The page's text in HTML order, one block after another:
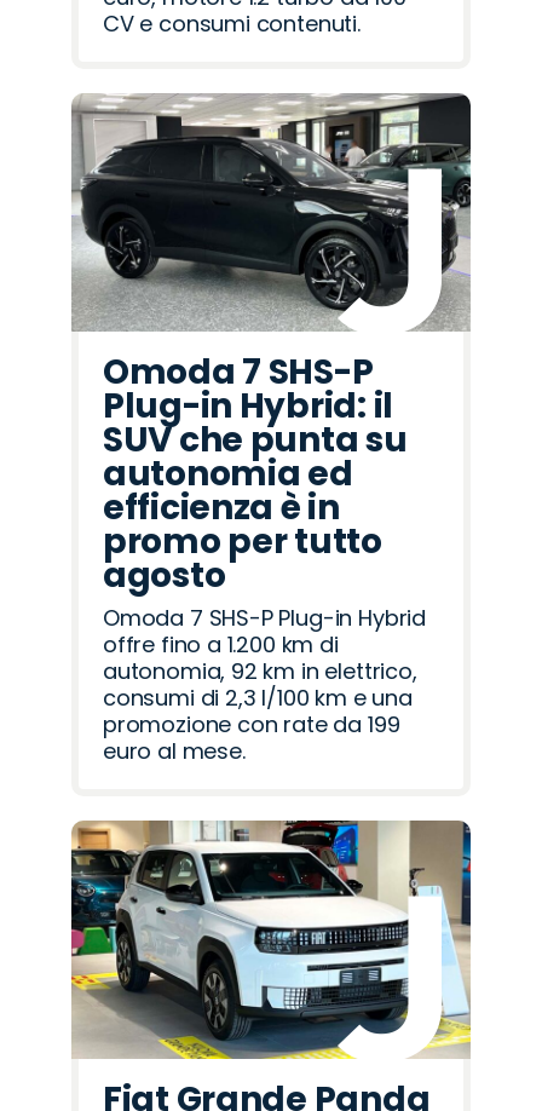
CV e consumi contenuti.
Omoda 7 SHS-P
Plug-in Hybrid: il
SUV che punta su
autonomia ed
efficienza è in
promo per tutto
agosto
Omoda 7 SHS-P Plug-in Hybrid
offre fino a 1.200 km di
autonomia, 92 km in elettrico,
consumi di 2,3 l/100 km e una
promozione con rate da 199
euro al mese.
Fiat Grande Panda